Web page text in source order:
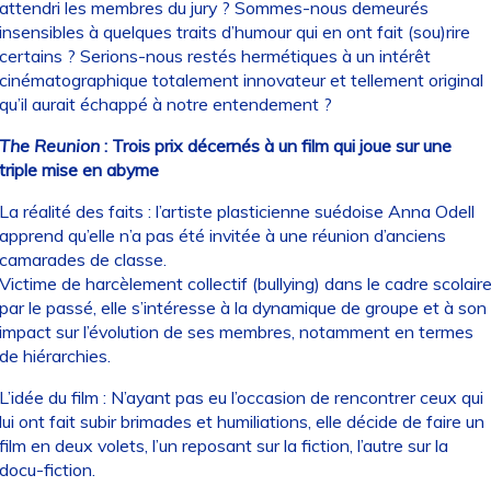
les membres du jury ? Sommes-nous demeurés
à quelques traits d’humour qui en ont fait (sou)rire
? Serions-nous restés hermétiques à un intérêt
totalement innovateur et tellement original
aurait échappé à notre entendement ?
Reunion: Trois prix décernés à un film qui joue sur une
mise en abyme
réalité des faits : l’artiste plasticienne suédoise Anna Odell
qu’elle n’a pas été invitée à une réunion d’anciens
de classe.
de harcèlement collectif (bullying) dans le cadre scolaire
le passé, elle s’intéresse à la dynamique de groupe et à son
sur l’évolution de ses membres, notamment en termes
hiérarchies.
du film : N’ayant pas eu l’occasion de rencontrer ceux qui
ont fait subir brimades et humiliations, elle décide de faire un
en deux volets, l’un reposant sur la fiction, l’autre sur la
fiction.